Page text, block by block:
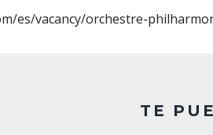
es/vacancy/orchestre-
TE